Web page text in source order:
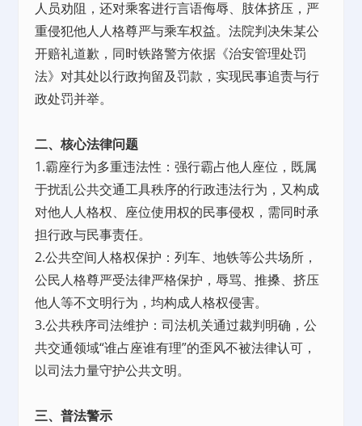
人员劝阻，还对乘客进行言语侮辱、肢体挤压，严
重侵犯他人人格尊严与乘车权益。法院判决朱某公
开赔礼道歉，同时铁路警方依据《治安管理处罚
法》对其处以行政拘留及罚款，实现民事追责与行
政处罚并举。
二、核心法律问题
1.霸座行为多重违法性：强行霸占他人座位，既属
于扰乱公共交通工具秩序的行政违法行为，又构成
对他人人格权、座位使用权的民事侵权，需同时承
担行政与民事责任。
2.公共空间人格权保护：列车、地铁等公共场所，
公民人格尊严受法律严格保护，辱骂、推搡、挤压
他人等不文明行为，均构成人格权侵害。
3.公共秩序司法维护：司法机关通过裁判明确，公
共交通领域“谁占座谁有理”的歪风不被法律认可，
以司法力量守护公共文明。
三、普法警示